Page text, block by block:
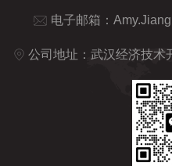
电子邮箱：
公司地址：武汉经济技术